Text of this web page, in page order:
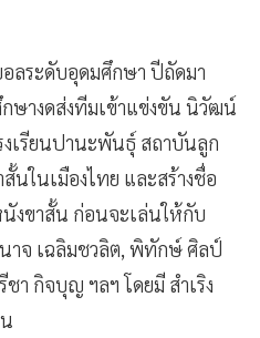
ลระดับอุดมศึกษา ปีถัดมา
ษางดส่งทีมเข้าแข่งขัน นิวัฒน์
งเรียนปานะพันธุ์ สถาบันลูก
นในเมืองไทย และสร้างชื่อ
นังขาสั้น ก่อนจะเล่นให้กับ
นาจ เฉลิมชวลิต, พิทักษ์ ศิลป์
า กิจบุญ ฯลฯ โดยมี สำเริง